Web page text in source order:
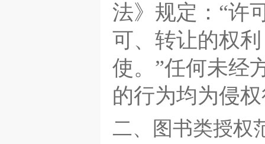
法》规定：“许
可、转让的权
使。”任何未经
的行为均为侵
二、图书类授权